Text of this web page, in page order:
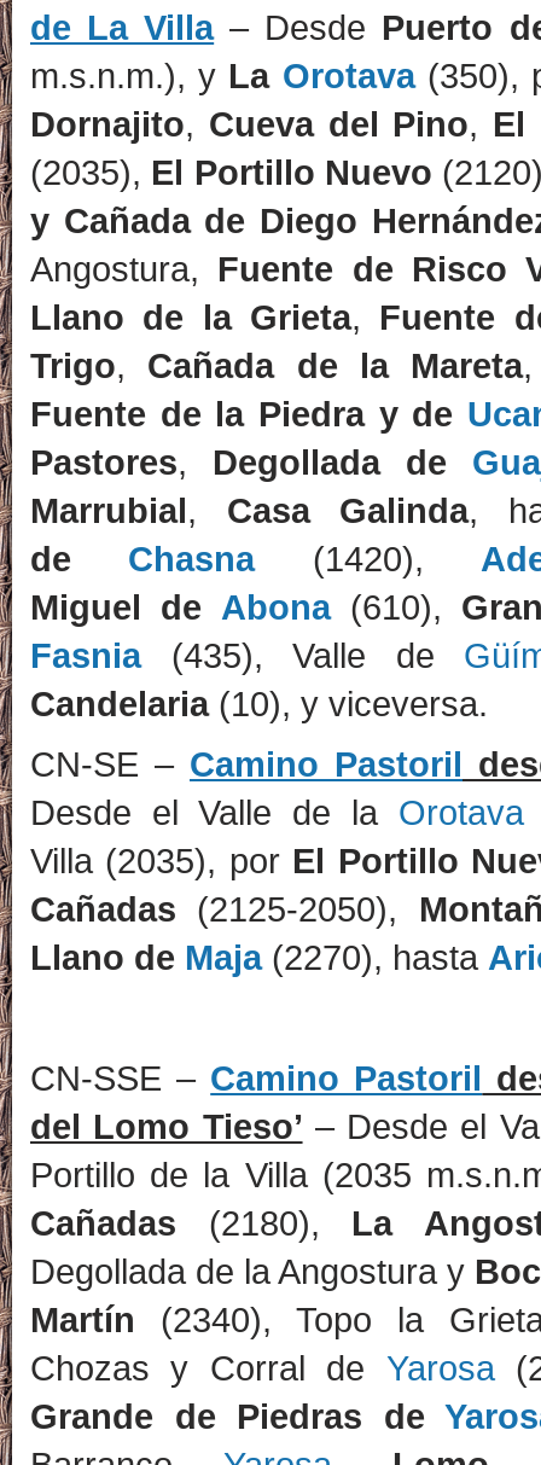
de La Villa – Desde Puerto
m.s.n.m.), y La Orotava(350),
Dornajito, Cueva del Pino, El
(2035), El Portillo Nuevo
y Cañada de Diego
Angostura, Fuente de Risco
Llano de la Grieta, Fuente
Trigo, Cañada de la Mareta
Fuente de la Piedra y de
Pastores, Degollada de
Marrubial, Casa Galinda,
de
Chasna(1420),
Miguel de Abona(610),
Fasnia(435), Valle de
Candelaria(10), y viceversa.
CN-SE – Camino Pastoril
Desde el Valle de la Orotava
Villa (2035), por El Portillo
Cañadas (2125-2050),
Llano de Maja(2270), hasta
CN-SSE – Camino Pastoril
del Lomo Tieso’ – Desde el
Portillo de la Villa (2035
Cañadas (2180), La
Degollada de la Angostura y
Martín (2340), Topo la
Chozas y Corral de Yarosa
Grande de Piedras de